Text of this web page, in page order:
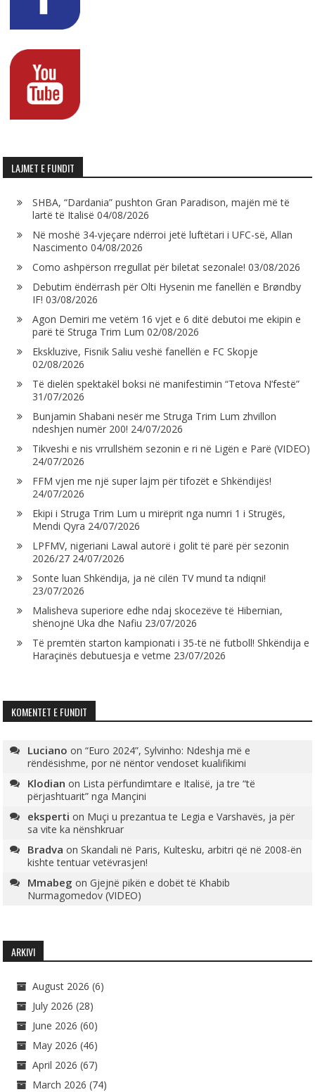
LAJMET E FUNDIT
SHBA, “Dardania” pushton Gran Paradison, majën më të
lartë të Italisë 04/08/2026
Në moshë 34-vjeçare ndërroi jetë luftëtari i UFC-së, Allan
Nascimento 04/08/2026
Como ashpërson rregullat për biletat sezonale! 03/08/2026
Debutim ëndërrash për Olti Hysenin me fanellën e Brøndby
IF! 03/08/2026
Agon Demiri me vetëm 16 vjet e 6 ditë debutoi me ekipin e
parë të Struga Trim Lum 02/08/2026
Ekskluzive, Fisnik Saliu veshë fanellën e FC Skopje
02/08/2026
Të dielën spektakël boksi në manifestimin “Tetova N’festë”
31/07/2026
Bunjamin Shabani nesër me Struga Trim Lum zhvillon
ndeshjen numër 200! 24/07/2026
Tikveshi e nis vrrullshëm sezonin e ri në Ligën e Parë (VIDEO)
24/07/2026
FFM vjen me një super lajm për tifozët e Shkëndijës!
24/07/2026
Ekipi i Struga Trim Lum u mirëprit nga numri 1 i Strugës,
Mendi Qyra 24/07/2026
LPFMV, nigeriani Lawal autorë i golit të parë për sezonin
2026/27 24/07/2026
Sonte luan Shkëndija, ja në cilën TV mund ta ndiqni!
23/07/2026
Malisheva superiore edhe ndaj skocezëve të Hibernian,
shënojnë Uka dhe Nafiu 23/07/2026
Të premtën starton kampionati i 35-të në futboll! Shkëndija e
Haraçinës debutuesja e vetme 23/07/2026
KOMENTET E FUNDIT
Luciano on“Euro 2024”, Sylvinho: Ndeshja më e
rëndësishme, por në nëntor vendoset kualifikimi
Klodian on Lista përfundimtare e Italisë, ja tre “të
përjashtuarit” nga Mançini
eksperti on Muçi u prezantua te Legia e Varshavës, ja për
sa vite ka nënshkruar
Bradva onSkandali në Paris, Kultesku, arbitri që në 2008-ën
kishte tentuar vetëvrasjen!
Mmabeg onGjejnë pikën e dobët të Khabib
Nurmagomedov (VIDEO)
ARKIVI
August 2026 (6)
July 2026 (28)
June 2026 (60)
May 2026 (46)
April 2026 (67)
March 2026 (74)